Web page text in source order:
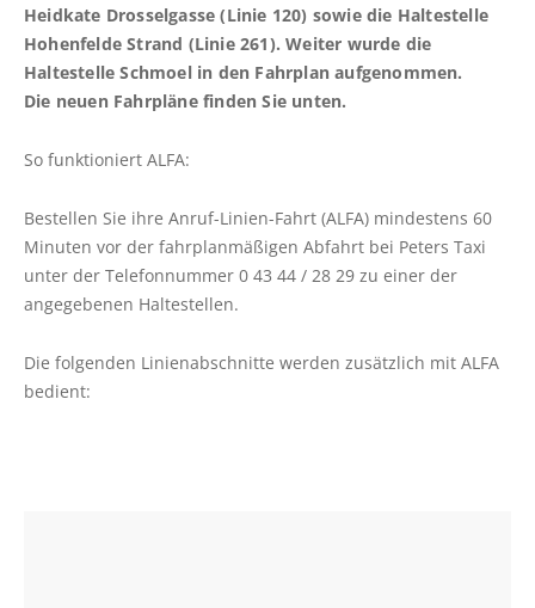
ALFA Lütjenburg
ALFA Probstei
ALFA Selent
Weitere Verkehrsunternehmen
ABO
Die häufigsten Fragen
Heidkate Drosselgasse (Linie 120) sowie die Haltestelle
Hohenfelde Strand (Linie 261). Weiter wurde die
Haltestelle Schmoel in den Fahrplan aufgenommen.
Die neuen Fahrpläne finden Sie unten.
So funktioniert ALFA:
Bestellen Sie ihre Anruf-Linien-Fahrt (ALFA) mindestens 60
Minuten vor der fahrplanmäßigen Abfahrt bei Peters Taxi
unter der Telefonnummer 0 43 44 / 28 29 zu einer der
angegebenen Haltestellen.
Die folgenden Linienabschnitte werden zusätzlich mit ALFA
bedient: